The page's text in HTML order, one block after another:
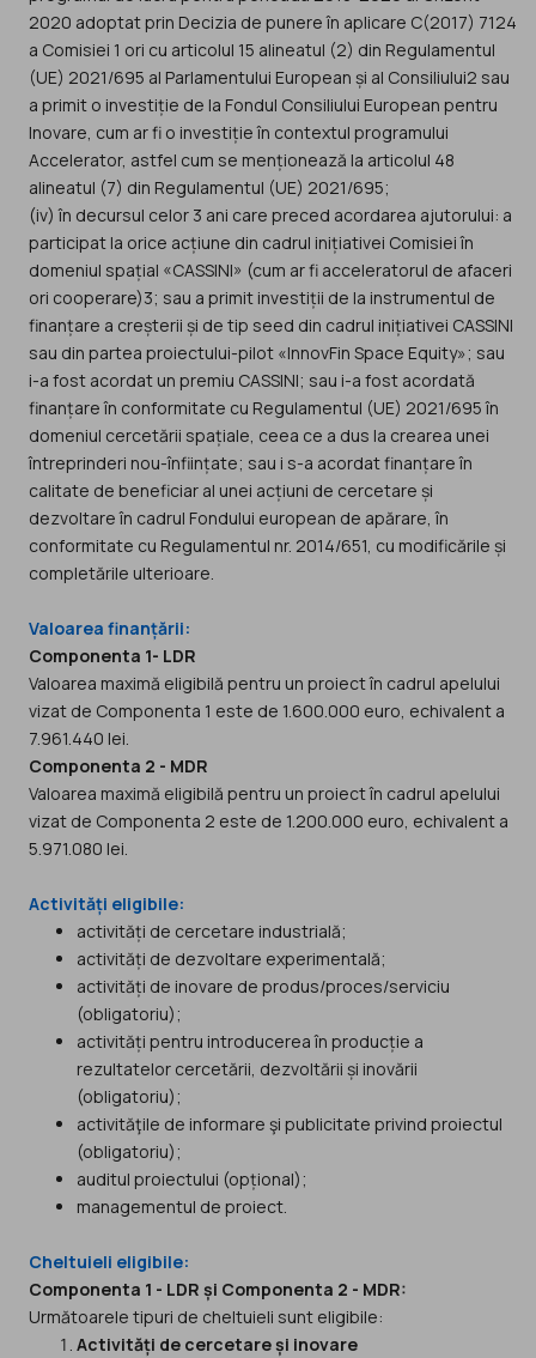
2020 adoptat prin Decizia de punere în aplicare C(2017) 7124
a Comisiei 1 ori cu articolul 15 alineatul (2) din Regulamentul
(UE) 2021/695 al Parlamentului European și al Consiliului2 sau
a primit o investiție de la Fondul Consiliului European pentru
Inovare, cum ar fi o investiție în contextul programului
Accelerator, astfel cum se menționează la articolul 48
alineatul (7) din Regulamentul (UE) 2021/695;
(iv) în decursul celor 3 ani care preced acordarea ajutorului: a
participat la orice acțiune din cadrul inițiativei Comisiei în
domeniul spațial «CASSINI» (cum ar fi acceleratorul de afaceri
ori cooperare)3; sau a primit investiții de la instrumentul de
finanțare a creșterii și de tip seed din cadrul inițiativei CASSINI
sau din partea proiectului-pilot «InnovFin Space Equity»; sau
i-a fost acordat un premiu CASSINI; sau i-a fost acordată
finanțare în conformitate cu Regulamentul (UE) 2021/695 în
domeniul cercetării spațiale, ceea ce a dus la crearea unei
întreprinderi nou-înființate; sau i s-a acordat finanțare în
calitate de beneficiar al unei acțiuni de cercetare și
dezvoltare în cadrul Fondului european de apărare, în
conformitate cu Regulamentul nr. 2014/651, cu modificările și
completările ulterioare.
Valoarea finanțării:
Componenta 1- LDR
Valoarea maximă eligibilă pentru un proiect în cadrul apelului
vizat de Componenta 1 este de 1.600.000 euro, echivalent a
7.961.440 lei.
Componenta 2 - MDR
Valoarea maximă eligibilă pentru un proiect în cadrul apelului
vizat de Componenta 2 este de 1.200.000 euro, echivalent a
5.971.080 lei.
Activități eligibile:
activități de cercetare industrială;
activități de dezvoltare experimentală;
activități de inovare de produs/proces/serviciu
(obligatoriu);
activități pentru introducerea în producție a
rezultatelor cercetării, dezvoltării și inovării
(obligatoriu);
activităţile de informare şi publicitate privind proiectul
(obligatoriu);
auditul proiectului (opțional);
managementul de proiect.
Cheltuieli eligibile:
Componenta 1 - LDR și Componenta 2 - MDR:
Următoarele tipuri de cheltuieli sunt eligibile:
Activități de cercetare și inovare